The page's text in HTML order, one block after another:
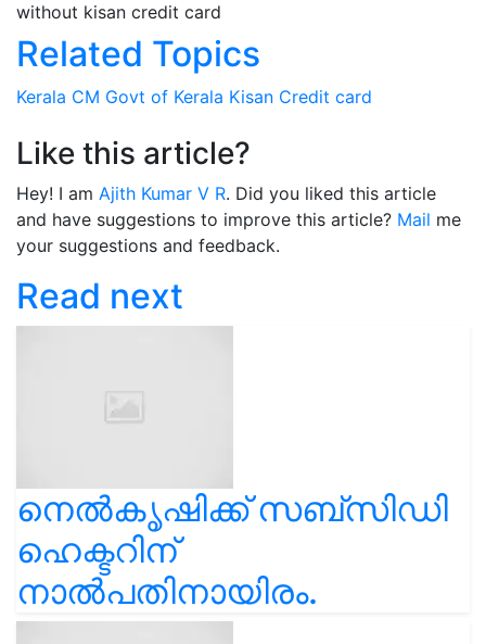
without kisan credit card
Related Topics
Kerala CM Govt of Kerala Kisan Credit card
Like this article?
Hey! I am Ajith Kumar V R. Did you liked this article
and have suggestions to improve this article? Mail me
your suggestions and feedback.
Read next
നെൽകൃഷിക്ക് സബ്സിഡി
ഹെക്ടറിന്
നാൽപതിനായിരം.